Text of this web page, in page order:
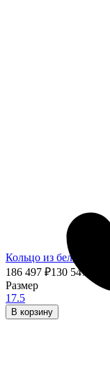
Кольцо из белого
186 497 ₽130 547,90
Размер
17.5
В корзину